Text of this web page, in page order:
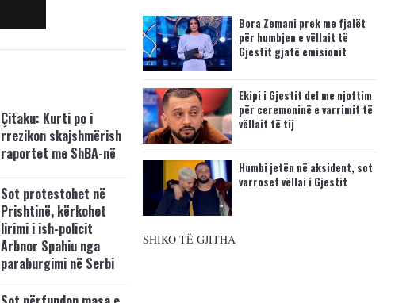
Çitaku: Kurti po i
rrezikon skajshmërish
raportet me ShBA-në
Sot protestohet në
Prishtinë, kërkohet
lirimi i ish-policit
Arbnor Spahiu nga
paraburgimi në Serbi
Bora Zemani prek me fjalët
për humbjen e vëllait të
Gjestit gjatë emisionit
Ekipi i Gjestit del me njoftim
për ceremoninë e varrimit të
vëllait të tij
Humbi jetën në aksident, sot
varroset vëllai i Gjestit
SHIKO TË GJITHA